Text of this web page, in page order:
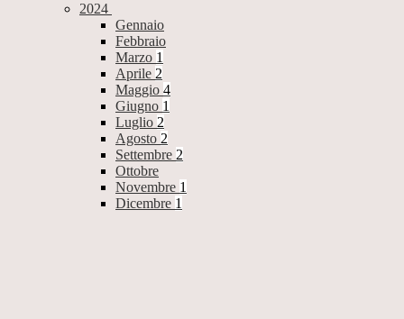
2024
Gennaio
Febbraio
Marzo 1
Aprile 2
Maggio 4
Giugno 1
Luglio 2
Agosto 2
Settembre 2
Ottobre
Novembre 1
Dicembre 1